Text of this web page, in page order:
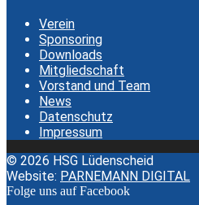
Verein
Sponsoring
Downloads
Mitgliedschaft
Vorstand und Team
News
Datenschutz
Impressum
© 2026 HSG Lüdenscheid
Website: PARNEMANN DIGITAL
Folge uns auf Facebook